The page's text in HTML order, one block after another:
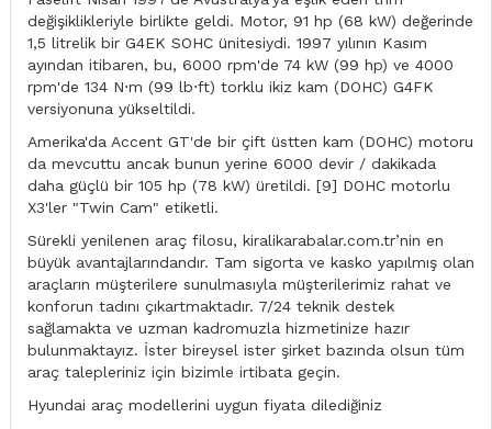
değişiklikleriyle birlikte geldi. Motor, 91 hp (68 kW) değerinde
1,5 litrelik bir G4EK SOHC ünitesiydi. 1997 yılının Kasım
ayından itibaren, bu, 6000 rpm'de 74 kW (99 hp) ve 4000
rpm'de 134 N⋅m (99 lb⋅ft) torklu ikiz kam (DOHC) G4FK
versiyonuna yükseltildi.
Amerika'da Accent GT'de bir çift üstten kam (DOHC) motoru
da mevcuttu ancak bunun yerine 6000 devir / dakikada
daha güçlü bir 105 hp (78 kW) üretildi. [9] DOHC motorlu
X3'ler "Twin Cam" etiketli.
Sürekli yenilenen araç filosu, kiralikarabalar.com.tr’nin en
büyük avantajlarındandır. Tam sigorta ve kasko yapılmış olan
araçların müşterilere sunulmasıyla müşterilerimiz rahat ve
konforun tadını çıkartmaktadır. 7/24 teknik destek
sağlamakta ve uzman kadromuzla hizmetinize hazır
bulunmaktayız. İster bireysel ister şirket bazında olsun tüm
araç talepleriniz için bizimle irtibata geçin.
Hyundai araç modellerini uygun fiyata dilediğiniz